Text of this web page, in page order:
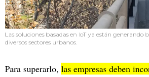
Las soluciones basadas en IoT ya están generando
diversos sectores urbanos.
Para superarlo, las empresas deben